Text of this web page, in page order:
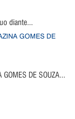
diante...
GOMES DE SOUZA...